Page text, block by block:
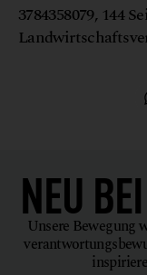
3784358079, 144
NEU BEI
Unsere Bewegung